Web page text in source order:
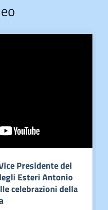
Presidente del
Esteri Antonio
celebrazioni della